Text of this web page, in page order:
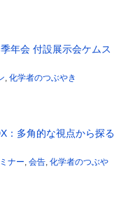
年会 付設展示会ケムス
, 化学者のつぶやき
：多角的な視点から探る
ナー, 会告, 化学者のつぶや